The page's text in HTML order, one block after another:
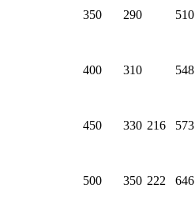
350 290 510
400 310 548
450 330 216 573
500 350 222 646